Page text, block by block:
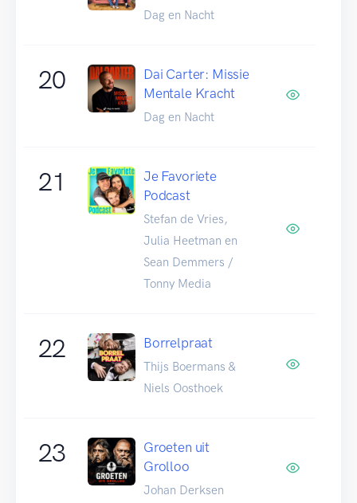
Dag en Nacht
20
Dai Carter: Missie
Mentale Kracht
Dag en Nacht
21
Je Favoriete
Podcast
Stefan de Vries,
Julia Heetman en
Sean Demmers /
Tonny Media
22 Borrelpraat
Thijs Boermans &
Niels Oosthoek
23
Groeten uit
Grolloo
Johan Derksen